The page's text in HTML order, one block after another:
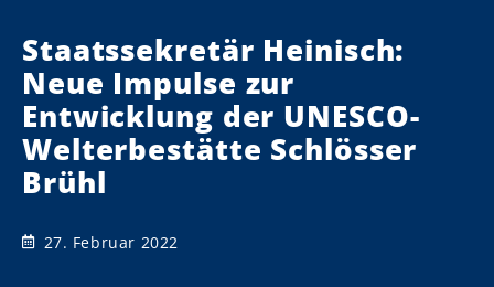
Staatssekretär Heinisch:
Neue Impulse zur
Entwicklung der UNESCO-
Welterbestätte Schlösser
Brühl
27. Februar 2022